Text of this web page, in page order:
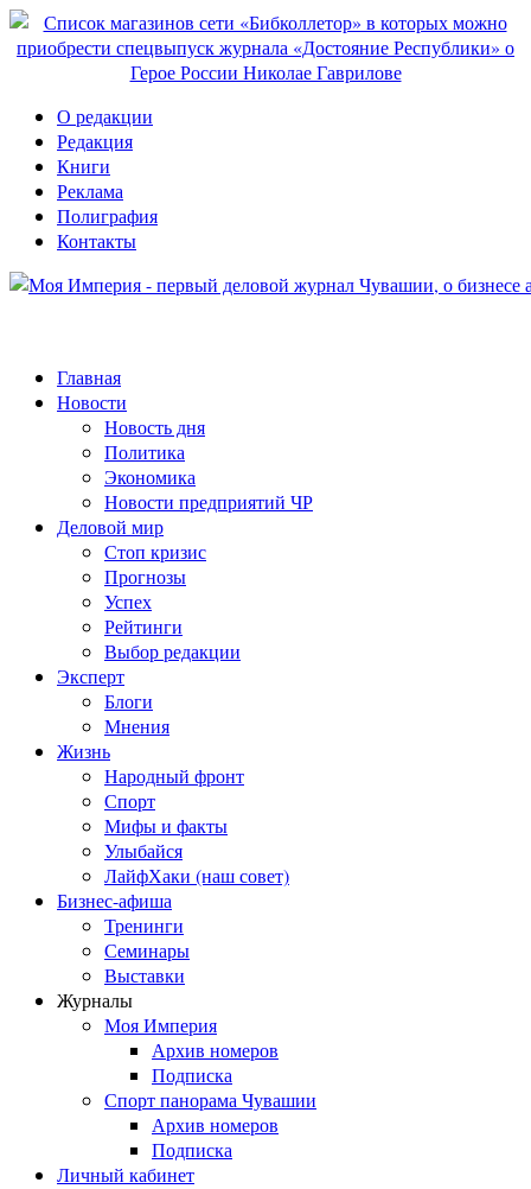
О редакции
Редакция
Книги
Реклама
Полиграфия
Контакты
Главная
Новости
Новость дня
Политика
Экономика
Новости предприятий ЧР
Деловой мир
Стоп кризис
Прогнозы
Успех
Рейтинги
Выбор редакции
Эксперт
Блоги
Мнения
Жизнь
Народный фронт
Спорт
Мифы и факты
Улыбайся
ЛайфХаки (наш совет)
Бизнес-афиша
Тренинги
Семинары
Выставки
Журналы
Моя Империя
Архив номеров
Подписка
Спорт панорама Чувашии
Архив номеров
Подписка
Личный кабинет